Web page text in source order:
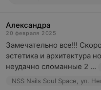
Александра
20 февраля 2025
Замечательно все!!!
эстетика и архитектура
неудачно сломанные 2 ...
NSS Nails Soul Space, ул.